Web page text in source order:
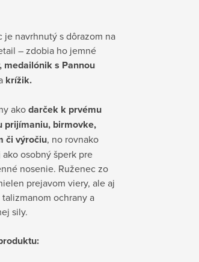
je navrhnutý s dôrazom na
– zdobia ho jemné
medailónik s Pannou
krížik.
akodarček k prvému
prijímaniu, birmovke,
či výročiu, no rovnako
ako osobný šperk pre
nosenie. Ruženec zo
prejavom viery, ale aj
talizmanom ochrany a
sily.